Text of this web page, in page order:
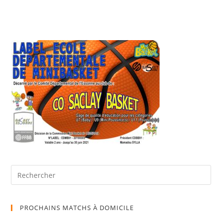
PROCHAINS MATCHS À DOMICILE